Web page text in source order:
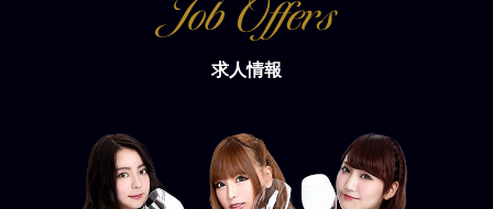
求人情報